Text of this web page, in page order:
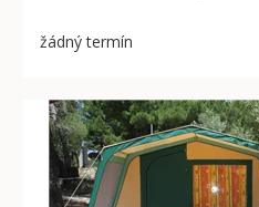
žádný termín